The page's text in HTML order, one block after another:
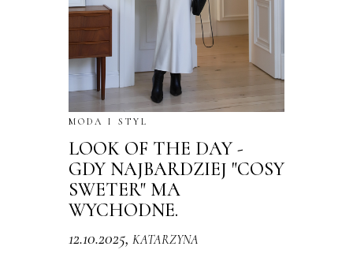
MODA I STYL
LOOK OF THE DAY -
GDY NAJBARDZIEJ "COSY
SWETER" MA
WYCHODNE.
12.10.2025, KATARZYNA